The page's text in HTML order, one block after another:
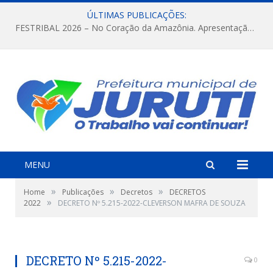
ÚLTIMAS PUBLICAÇÕES:
FESTRIBAL 2026 – No Coração da Amazônia. Apresentação da Munduruku.
MENU
Home » Publicações » Decretos »
DECRETOS
2022 » DECRETO Nº 5.215-2022-CLEVERSON MAFRA DE SOUZA
DECRETO Nº 5.215-2022-
0